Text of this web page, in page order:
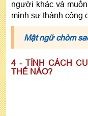
người khác và
minh sự thành công
Mật ngữ chòm
4 - TÍNH CÁCH
THẾ NÀO?